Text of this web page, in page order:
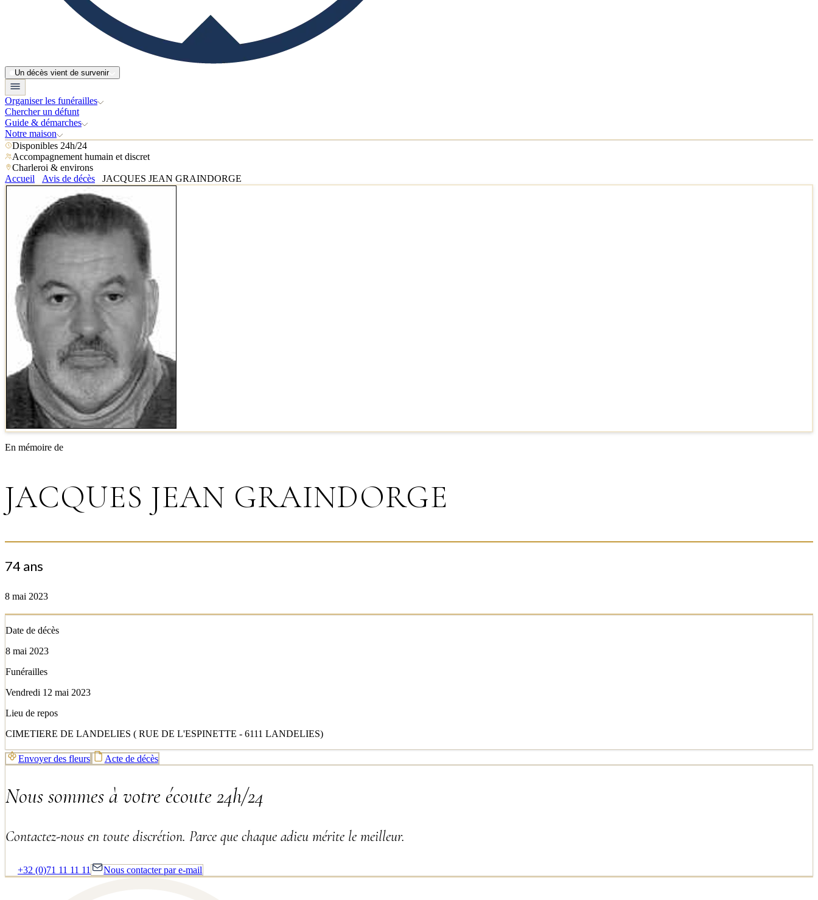
Un décès vient de survenir
Organiser les funérailles
Chercher un défunt
Guide & démarches
Notre maison
Disponibles 24h/24
Accompagnement humain et discret
Charleroi & environs
Accueil
Avis de décès JACQUES JEAN GRAINDORGE
En mémoire de
JACQUES JEAN GRAINDORGE
74 ans
8 mai 2023
Date de décès
8 mai 2023
Funérailles
Vendredi 12 mai 2023
Lieu de repos
CIMETIERE DE LANDELIES ( RUE DE L'ESPINETTE - 6111 LANDELIES)
Envoyer des fleurs Acte de décès
Nous sommes à votre écoute 24h/24
Contactez-nous en toute discrétion. Parce que chaque adieu mérite le meilleur.
+32 (0)71 11 11 11 Nous contacter par e-mail